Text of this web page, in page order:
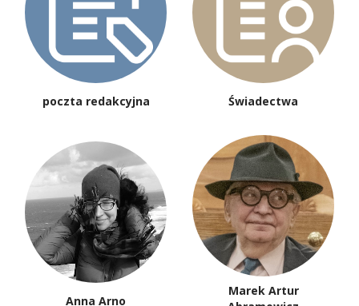
poczta redakcyjna Świadectwa
Anna Arno
Marek Artur